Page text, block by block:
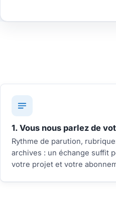
1. Vous nous parlez de
Rythme de parution,
archives : un échange suffit
votre projet et votre